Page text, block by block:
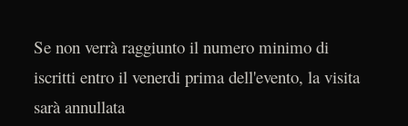
Se non verrà raggiunto il numero minimo di
iscritti entro il venerdi prima dell'evento, la visita
sarà annullata